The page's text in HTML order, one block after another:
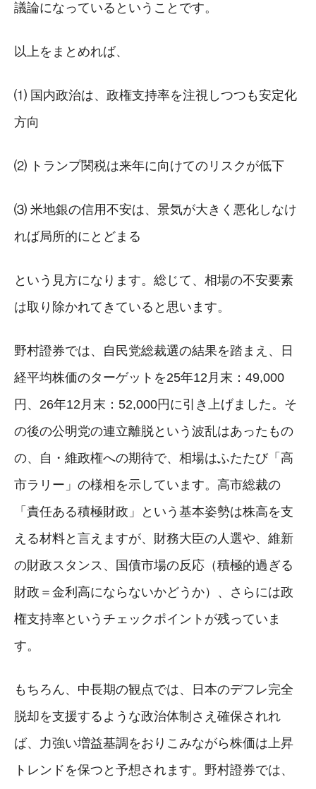
議論になっているということです。
以上をまとめれば、
⑴ 国内政治は、政権支持率を注視しつつも安定化
方向
⑵ トランプ関税は来年に向けてのリスクが低下
⑶ 米地銀の信用不安は、景気が大きく悪化しなけ
れば局所的にとどまる
という見方になります。総じて、相場の不安要素
は取り除かれてきていると思います。
野村證券では、自民党総裁選の結果を踏まえ、日
経平均株価のターゲットを25年12月末：49,000
円、26年12月末：52,000円に引き上げました。そ
の後の公明党の連立離脱という波乱はあったもの
の、自・維政権への期待で、相場はふたたび「高
市ラリー」の様相を示しています。高市総裁の
「責任ある積極財政」という基本姿勢は株高を支
える材料と言えますが、財務大臣の人選や、維新
の財政スタンス、国債市場の反応（積極的過ぎる
財政＝金利高にならないかどうか）、さらには政
権支持率というチェックポイントが残っていま
す。
もちろん、中長期の観点では、日本のデフレ完全
脱却を支援するような政治体制さえ確保されれ
ば、力強い増益基調をおりこみながら株価は上昇
トレンドを保つと予想されます。野村證券では、